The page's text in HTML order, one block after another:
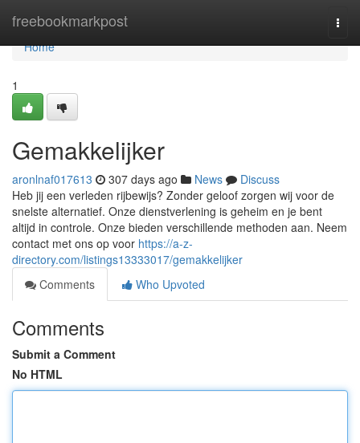
freebookmarkpost
Home
Home
1
Gemakkelijker
aronlnaf017613 307 days ago News
Discuss
Heb jij een verleden rijbewijs? Zonder geloof zorgen wij voor de
snelste alternatief. Onze dienstverlening is geheim en je bent
altijd in controle. Onze bieden verschillende methoden aan. Neem
contact met ons op voor https://a-z-
directory.com/listings13333017/gemakkelijker
Comments
Who Upvoted
Comments
Submit a Comment
No HTML